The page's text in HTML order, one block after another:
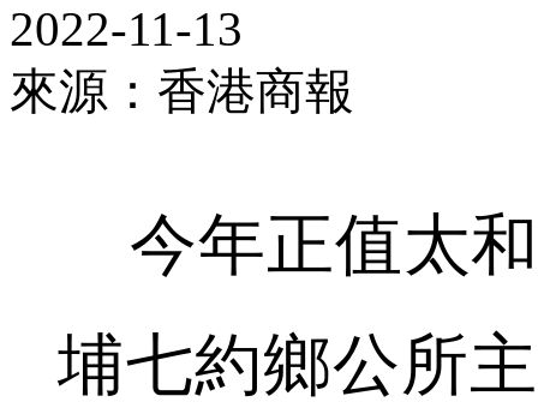
2022-11-13
來源：香港商報
今年正值太
埔七約鄉公所